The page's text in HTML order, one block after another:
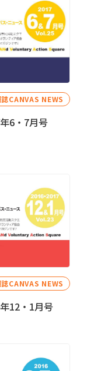
CANVAS NEWS
6・7月号
CANVAS NEWS
12・1月号